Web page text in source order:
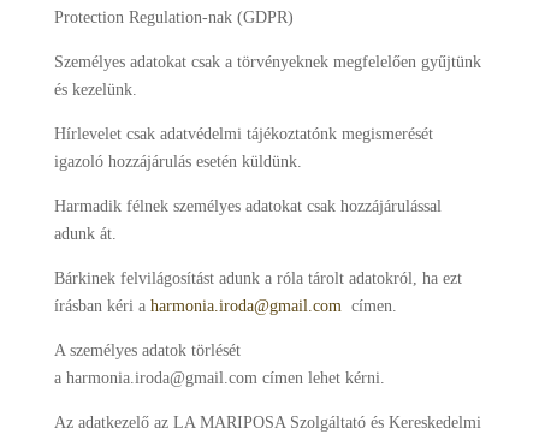
Protection Regulation-nak (GDPR)
Személyes adatokat csak a törvényeknek megfelelően gyűjtünk
és kezelünk.
Hírlevelet csak adatvédelmi tájékoztatónk megismerését
igazoló hozzájárulás esetén küldünk.
Harmadik félnek személyes adatokat csak hozzájárulással
adunk át.
Bárkinek felvilágosítást adunk a róla tárolt adatokról, ha ezt
írásban kéri a harmonia.iroda@gmail.com címen.
A személyes adatok törlését
a harmonia.iroda@gmail.com címen lehet kérni.
Az adatkezelő az LA MARIPOSA Szolgáltató és Kereskedelmi